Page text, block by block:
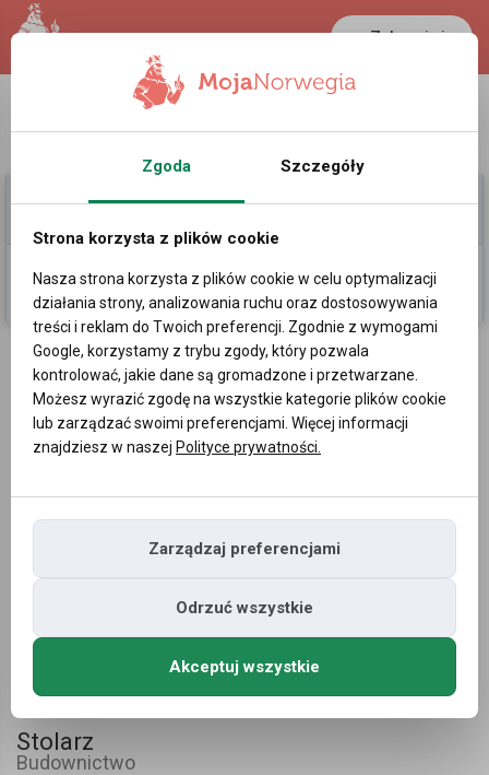
Zaloguj się
LANCASTER
37.4 °C 0.3888 PLN
Moje Ogłoszenia Pomoc
Dodaj
Ogłoszenia » Praca »Dam pracę w Norwegii
Monter Fasad i Docieplen
Stolarz
Budownictwo
Zgoda Szczegóły
Strona korzysta z plików cookie
Nasza strona korzysta z plików cookie w celu optymalizacji
działania strony, analizowania ruchu oraz dostosowywania
treści i reklam do Twoich preferencji. Zgodnie z wymogami
Google, korzystamy z trybu zgody, który pozwala
kontrolować, jakie dane są gromadzone i przetwarzane.
Możesz wyrazić zgodę na wszystkie kategorie plików cookie
lub zarządzać swoimi preferencjami. Więcej informacji
znajdziesz w naszej Polityce prywatności.
Zarządzaj preferencjami
Odrzuć wszystkie
Akceptuj wszystkie